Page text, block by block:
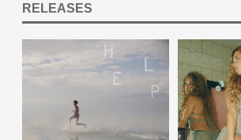
RELEASES